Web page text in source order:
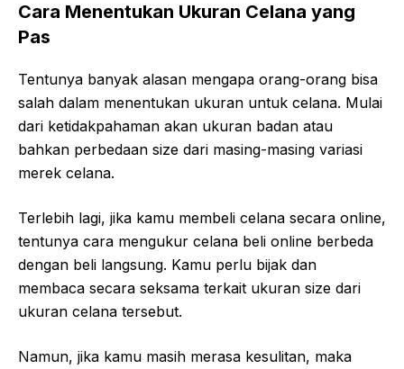
Cara Menentukan Ukuran Celana yang
Pas
Tentunya banyak alasan mengapa orang-orang bisa
salah dalam menentukan ukuran untuk celana. Mulai
dari ketidakpahaman akan ukuran badan atau
bahkan perbedaan size dari masing-masing variasi
merek celana.
Terlebih lagi, jika kamu membeli celana secara online,
tentunya cara mengukur celana beli online berbeda
dengan beli langsung. Kamu perlu bijak dan
membaca secara seksama terkait ukuran size dari
ukuran celana tersebut.
Namun, jika kamu masih merasa kesulitan, maka